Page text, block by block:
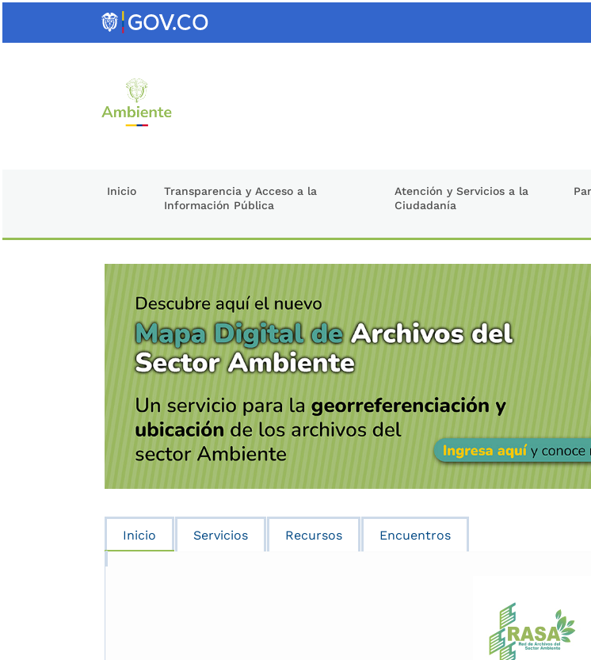
Inicio
Transparencia y Acceso a la
Información Pública
Atención y Servicios a la
Ciudadanía
Inicio Servicios Recursos Encuentros